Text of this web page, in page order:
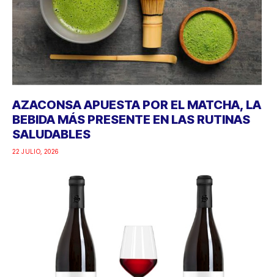
AZACONSA APUESTA POR EL MATCHA, LA
BEBIDA MÁS PRESENTE EN LAS RUTINAS
SALUDABLES
22 JULIO, 2026